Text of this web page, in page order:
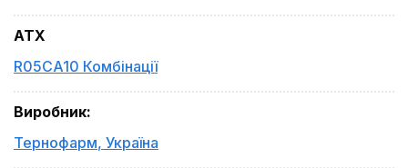
ATX
R05CA10 Комбінації
Виробник:
Тернофарм, Україна